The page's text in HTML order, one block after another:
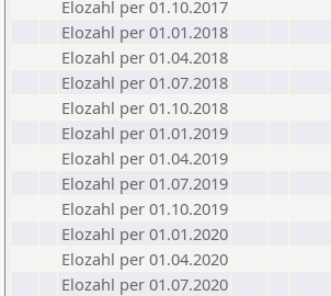
Elozahl per 01.10.2017
Elozahl per 01.01.2018
Elozahl per 01.04.2018
Elozahl per 01.07.2018
Elozahl per 01.10.2018
Elozahl per 01.01.2019
Elozahl per 01.04.2019
Elozahl per 01.07.2019
Elozahl per 01.10.2019
Elozahl per 01.01.2020
Elozahl per 01.04.2020
Elozahl per 01.07.2020